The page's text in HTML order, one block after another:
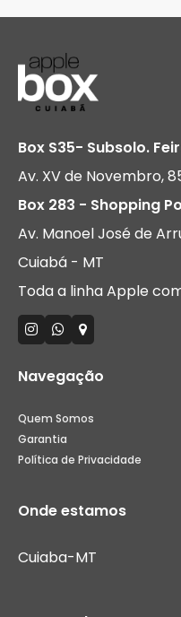
Box S35- Subsolo.
Av. XV de Novembro,
Box 283 - Shopping
Av. Manoel José de
Cuiabá - MT
Toda a linha Apple
Navegação
Quem Somos
Garantia
Política de Privacidade
Onde estamos
Cuiaba-MT